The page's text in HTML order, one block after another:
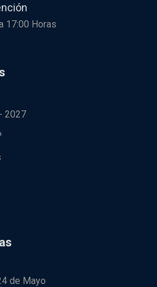
17:00 Horas
2027
de Mayo